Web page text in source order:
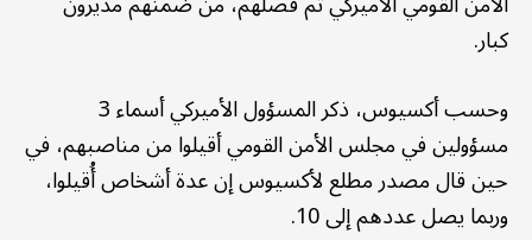
كبار.
وحسب أكسيوس، ذكر المسؤول الأميركي أسماء 3
مسؤولين في مجلس الأمن القومي أقيلوا من مناصبهم، في
حين قال مصدر مطلع لأكسيوس إن عدة أشخاص أُقيلوا،
وربما يصل عددهم إلى 10.